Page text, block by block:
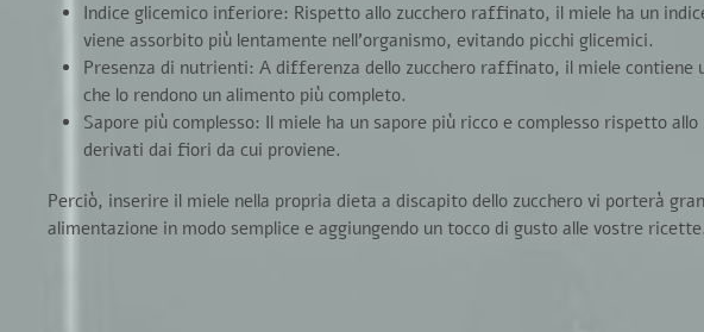
Indice glicemico inferiore: Rispetto allo zucchero raffinato, il miele ha un
viene assorbito più lentamente nell’organismo, evitando picchi glicemici.
Presenza di nutrienti: A differenza dello zucchero raffinato, il miele contiene
che lo rendono un alimento più completo.
Sapore più complesso: Il miele ha un sapore più ricco e complesso rispetto
derivati dai fiori da cui proviene.
Perciò, inserire il miele nella propria dieta a discapito dello zucchero vi porterà
alimentazione in modo semplice e aggiungendo un tocco di gusto alle vostre ricette.